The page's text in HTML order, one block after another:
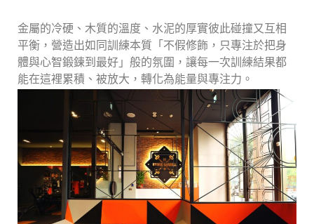
金屬的冷硬、木質的溫度、水泥的厚實彼此碰撞又互相
平衡，營造出如同訓練本質「不假修飾，只專注於把身
體與心智鍛鍊到最好」般的氛圍，讓每一次訓練結果都
能在這裡累積、被放大，轉化為能量與專注力。